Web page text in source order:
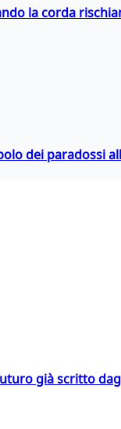
la corda
dei paradossi
già scritto